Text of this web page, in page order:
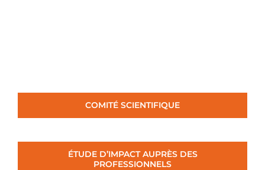
COMITÉ SCIENTIFIQUE
ÉTUDE D’IMPACT AUPRÈS DES
PROFESSIONNELS